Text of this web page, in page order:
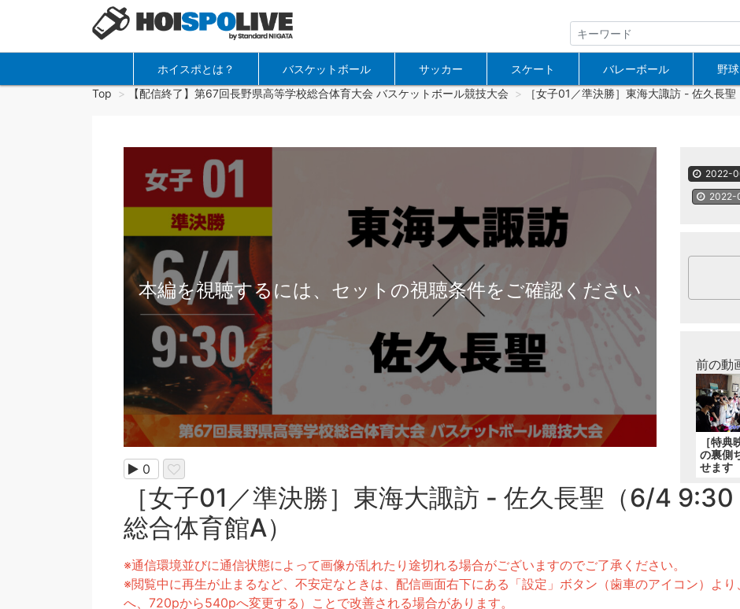
ホイスポとは？ バスケットボール サッカー スケート バレーボール 野球
Top
【配信終了】第67回長野県高等学校総合体育大会 バスケットボール競技大会 ［女子01／準決勝］東海大諏訪 - 佐久長
本編を視聴するには、セットの視聴条件をご確認ください
0
2022-
2022-
前の動
［特典
の裏側
せます
［女子01／準決勝］東海大諏訪 - 佐久長聖（6/4
総合体育館A）
※通信環境並びに通信状態によって画像が乱れたり途切れる場合がございますのでご了承ください。
※閲覧中に再生が止まるなど、不安定なときは、配信画面右下にある「設定」ボタン（歯車のアイコン）よ
へ、720pから540pへ変更する）ことで改善される場合があります。